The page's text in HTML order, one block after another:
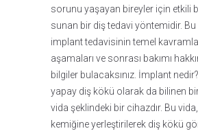
sorunu yaşayan bireyler için etkili
sunan bir diş tedavi yöntemidir. Bu
implant tedavisinin temel
aşamaları ve sonrası bakımı
bilgiler bulacaksınız. İmplant
yapay diş kökü olarak da bilinen
vida şeklindeki bir cihazdır. Bu
kemiğine yerleştirilerek diş kökü